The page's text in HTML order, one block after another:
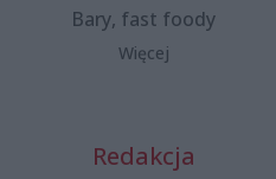
Bary, fast foody
Więcej
Redakcja